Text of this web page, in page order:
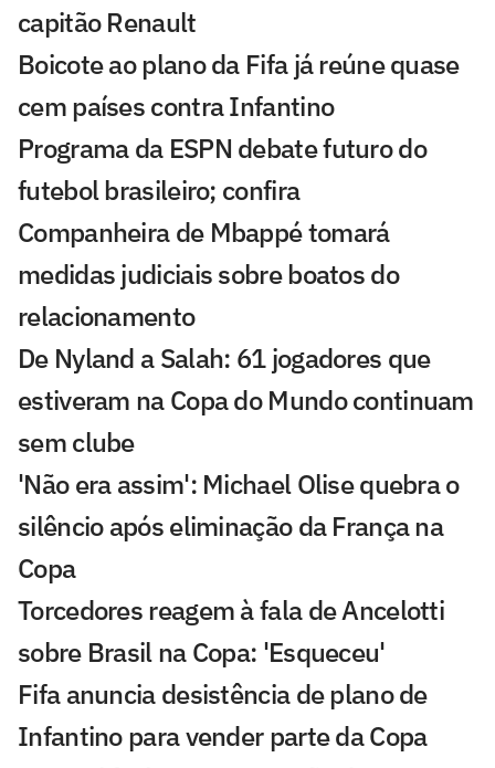
capitão Renault
Boicote ao plano da Fifa já reúne quase
cem países contra Infantino
Programa da ESPN debate futuro do
futebol brasileiro; confira
Companheira de Mbappé tomará
medidas judiciais sobre boatos do
relacionamento
De Nyland a Salah: 61 jogadores que
estiveram na Copa do Mundo continuam
sem clube
'Não era assim': Michael Olise quebra o
silêncio após eliminação da França na
Copa
Torcedores reagem à fala de Ancelotti
sobre Brasil na Copa: 'Esqueceu'
Fifa anuncia desistência de plano de
Infantino para vender parte da Copa